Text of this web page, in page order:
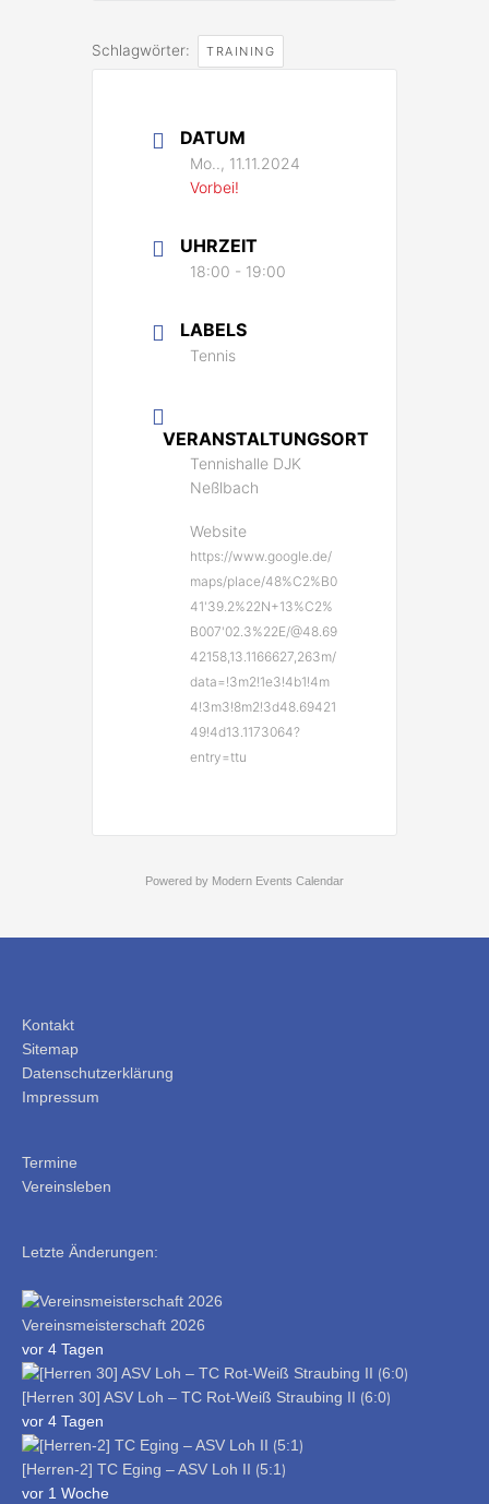
Schlagwörter: TRAINING
DATUM
Mo.., 11.11.2024
Vorbei!
UHRZEIT
18:00 - 19:00
LABELS
Tennis
VERANSTALTUNGSORT
Tennishalle DJK
Neßlbach
Website
https://www.google.de/
maps/place/48%C2%B0
41'39.2%22N+13%C2%
B007'02.3%22E/@48.69
42158,13.1166627,263m/
data=!3m2!1e3!4b1!4m
4!3m3!8m2!3d48.69421
49!4d13.1173064?
entry=ttu
Powered by Modern Events Calendar
Kontakt
Sitemap
Datenschutzerklärung
Impressum
Termine
Vereinsleben
Letzte Änderungen:
Vereinsmeisterschaft 2026
vor 4 Tagen
[Herren 30] ASV Loh – TC Rot-Weiß Straubing II ⟮6:0⟯
vor 4 Tagen
[Herren-2] TC Eging – ASV Loh II ⟮5:1⟯
vor 1 Woche